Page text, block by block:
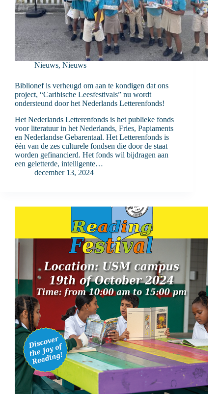
Nieuws, Nieuws
Biblionef is verheugd om aan te kondigen dat ons
project, “Caribische Leesfestivals” nu wordt
ondersteund door het Nederlands Letterenfonds!
Het Nederlands Letterenfonds is het publieke fonds
voor literatuur in het Nederlands, Fries, Papiaments
en Nederlandse Gebarentaal. Het Letterenfonds is
één van de zes culturele fondsen die door de staat
worden gefinancierd. Het fonds wil bijdragen aan
een geletterde, intelligente…
december 13, 2024